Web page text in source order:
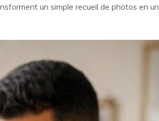
un simple recueil de photos en un